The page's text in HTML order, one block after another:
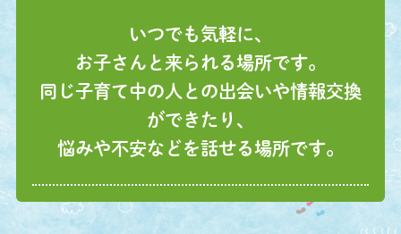
いつでも気軽に、
お子さんと来られる場所です。
同じ子育て中の人との出会いや情報交換
ができたり、
悩みや不安などを話せる場所です。